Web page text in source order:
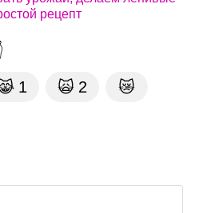
рецепт
1 🙀 2 😿